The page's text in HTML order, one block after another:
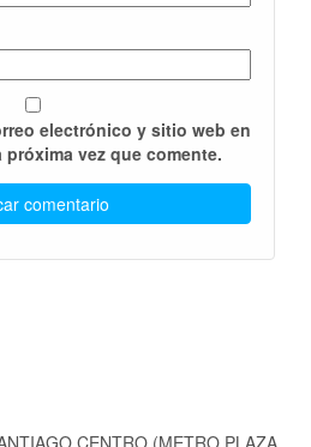
electrónico y sitio web en
vez que comente.
CENTRO (METRO PLAZA